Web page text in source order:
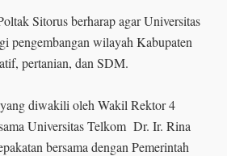
Sitorus berharap agar Universitas
pengembangan wilayah Kabupaten
pertanian, dan SDM.
diwakili oleh Wakil Rektor 4
Universitas Telkom Dr. Ir. Rina
bersama dengan Pemerintah